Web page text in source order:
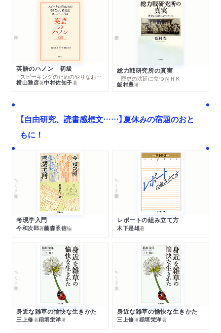
英語のハノン 初級
─スピーキングのためのやりなおし英文法スーパードリル
横山雅彦著中村佐知子著
総力戦研究所の真実
─歴史の法廷に立つＮＨＫ
飯村豊著
【自由研究、読書感想文……】夏休みの宿題のおと
もに！
ちくま文庫
考現学入門
今和次郎著藤森照信編
ちくま学芸文庫
レポートの組み立て方
木下是雄著
ちくま文庫
身近な雑草の愉快な生きかた
三上修著稲垣栄洋著
ちくま文庫
身近な雑草の愉快な生きかた
三上修著稲垣栄洋著